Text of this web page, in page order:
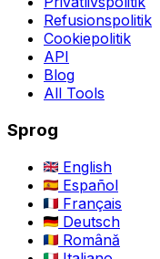
Refusionspolitik
Cookiepolitik
API
Blog
All Tools
Sprog
English
Español
Français
Deutsch
Română